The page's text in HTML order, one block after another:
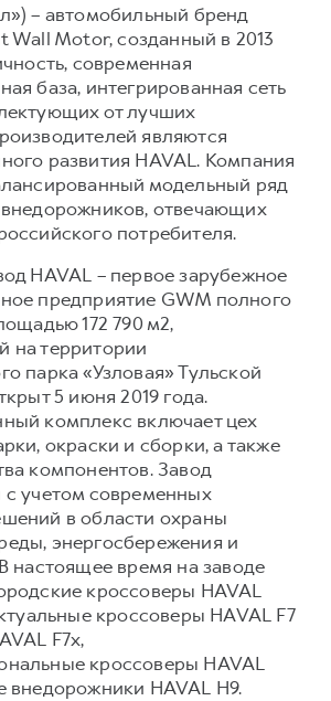
– автомобильный бренд
Wall Motor, созданный в 2013
современная
база, интегрированная сеть
от лучших
являются
развития HAVAL. Компания
модельный ряд
отвечающих
потребителя.
HAVAL – первое зарубежное
предприятие GWM полного
172 790 м2,
на территории
парка «Узловая» Тульской
5 июня 2019 года.
комплекс включает цех
окраски и сборки, а также
компонентов. Завод
с учетом современных
в области охраны
энергосбережения и
настоящее время на заводе
кроссоверы HAVAL
кроссоверы HAVAL F7
F7x,
кроссоверы HAVAL
внедорожники HAVAL H9.